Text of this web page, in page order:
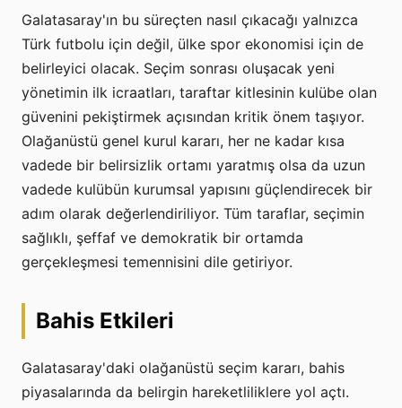
Galatasaray'ın bu süreçten nasıl çıkacağı yalnızca
Türk futbolu için değil, ülke spor ekonomisi için de
belirleyici olacak. Seçim sonrası oluşacak yeni
yönetimin ilk icraatları, taraftar kitlesinin kulübe olan
güvenini pekiştirmek açısından kritik önem taşıyor.
Olağanüstü genel kurul kararı, her ne kadar kısa
vadede bir belirsizlik ortamı yaratmış olsa da uzun
vadede kulübün kurumsal yapısını güçlendirecek bir
adım olarak değerlendiriliyor. Tüm taraflar, seçimin
sağlıklı, şeffaf ve demokratik bir ortamda
gerçekleşmesi temennisini dile getiriyor.
Bahis Etkileri
Galatasaray'daki olağanüstü seçim kararı, bahis
piyasalarında da belirgin hareketliliklere yol açtı.